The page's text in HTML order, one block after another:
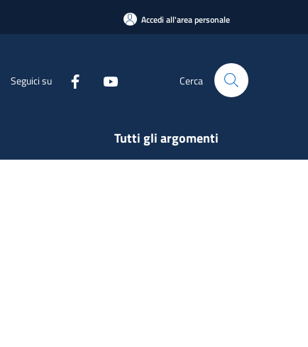
Accedi all'area personale
Seguici su Cerca
Tutti gli argomenti